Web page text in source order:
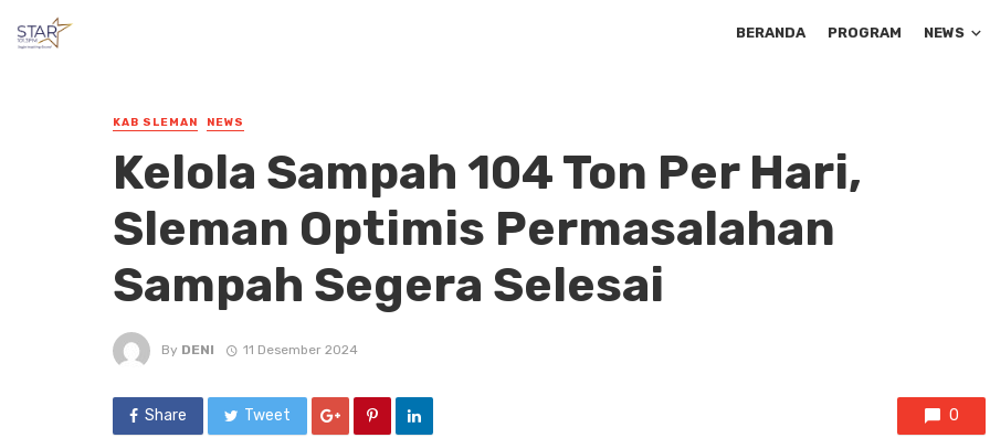
BERANDA PROGRAM NEWS
KAB SLEMAN NEWS
Kelola Sampah 104 Ton Per Hari,
Sleman Optimis Permasalahan
Sampah Segera Selesai
By DENI 11 Desember 2024
Share Tweet 0